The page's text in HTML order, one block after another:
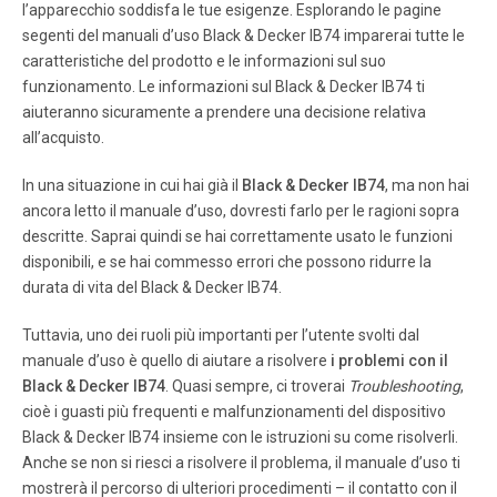
menos de 10 amperes y 120 volts o 6 amperes y 220 volts.
Pagina 7
7. Para retirar la jarra, levántela de la base de la licuadora
hacia arriba sin girarla. Quite la tapa antes de verter los
tomacorriente, usted puede acortar la longitud del cable
enrollándolo en la parte inferior de la base.
Pagina 8
8 IB10-12, 53-74 Français IMPORT ANTES MISES EN
risques d’incendies, de secousses électriques ou de
blessures lorsqu’on utilise un appareil électrique, il faut
toujours respecter certaines règles de sécurité
fondamentales, notamment les suivantes.
Pagina 9
l’apparecchio soddisfa le tue esigenze. Esplorando le pagine
segenti del manuali d’uso Black & Decker IB74 imparerai tutte le
caratteristiche del prodotto e le informazioni sul suo
funzionamento. Le informazioni sul Black & Decker IB74 ti
aiuteranno sicuramente a prendere una decisione relativa
all’acquisto.
In una situazione in cui hai già il Black & Decker IB74, ma non hai
ancora letto il manuale d’uso, dovresti farlo per le ragioni sopra
descritte. Saprai quindi se hai correttamente usato le funzioni
disponibili, e se hai commesso errori che possono ridurre la
durata di vita del Black & Decker IB74.
Tuttavia, uno dei ruoli più importanti per l’utente svolti dal
manuale d’uso è quello di aiutare a risolvere i problemi con il
Black & Decker IB74 . Quasi sempre, ci troverai Troubleshooting,
cioè i guasti più frequenti e malfunzionamenti del dispositivo
Black & Decker IB74 insieme con le istruzioni su come risolverli.
Anche se non si riesci a risolvere il problema, il manuale d’uso ti
mostrerà il percorso di ulteriori procedimenti – il contatto con il